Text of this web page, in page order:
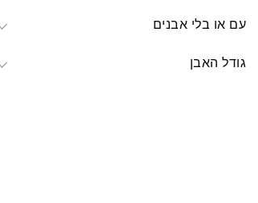
עם או בלי אבנים
גודל האבן